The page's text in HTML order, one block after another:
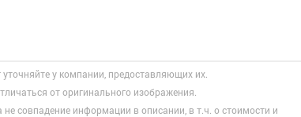
у компании, предоставляющих их.
от оригинального изображения.
не совпадение информации в описании, в т.ч. о стоимости и